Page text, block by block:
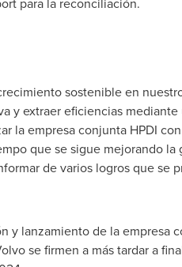
sostenible en
y extraer eficiencias
la empresa conjunta HPDI
que se sigue mejorando
de varios logros que se
y lanzamiento de la empresa
se firmen a más tardar a